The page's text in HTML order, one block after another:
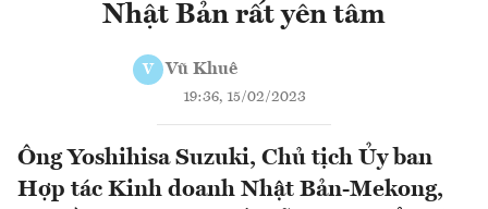
Nhật Bản rất yên tâm
V Vũ Khuê
19:36, 15/02/2023
Ông Yoshihisa Suzuki, Chủ tịch Ủy ban
Hợp tác Kinh doanh Nhật Bản-Mekong,